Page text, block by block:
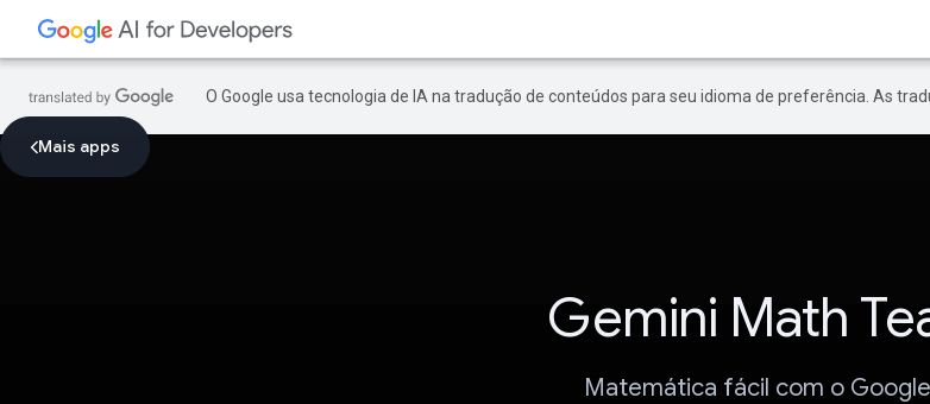
O Google usa tecnologia de IA na tradução de conteúdos para seu idioma de preferência. As
Mais apps
Gemini Math
Matemática fácil com o